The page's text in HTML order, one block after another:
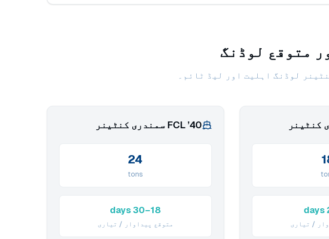
متوقع لوڈنگ
لوڈنگ اہلیت اور لیڈ ٹائم۔
/ تیاری
40’ FCL سمندری کنٹینر
24
tons
18–30 days
متوقع پیداوار / تیاری